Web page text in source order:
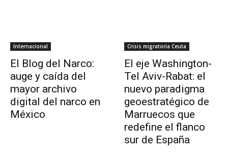
Internacional
El Blog del Narco:
auge y caída del
mayor archivo
digital del narco en
México
Crisis migratoria Ceuta
El eje Washington-
Tel Aviv-Rabat: el
nuevo paradigma
geoestratégico de
Marruecos que
redefine el flanco
sur de España